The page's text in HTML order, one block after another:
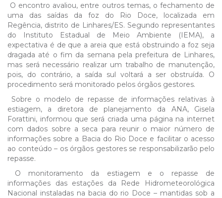
O encontro avaliou, entre outros temas, o fechamento de
uma das saídas da foz do Rio Doce, localizada em
Regência, distrito de Linhares/ES. Segundo representantes
do Instituto Estadual de Meio Ambiente (IEMA), a
expectativa é de que a areia que está obstruindo a foz seja
dragada até o fim da semana pela prefeitura de Linhares,
mas será necessário realizar um trabalho de manutenção,
pois, do contrário, a saída sul voltará a ser obstruída. O
procedimento será monitorado pelos órgãos gestores.
Sobre o modelo de repasse de informações relativas à
estiagem, a diretora de planejamento da ANA, Gisela
Forattini, informou que será criada uma página na internet
com dados sobre a seca para reunir o maior número de
informações sobre a Bacia do Rio Doce e facilitar o acesso
ao conteúdo – os órgãos gestores se responsabilizarão pelo
repasse.
O monitoramento da estiagem e o repasse de
informações das estações da Rede Hidrometeorológica
Nacional instaladas na bacia do rio Doce – mantidas sob a